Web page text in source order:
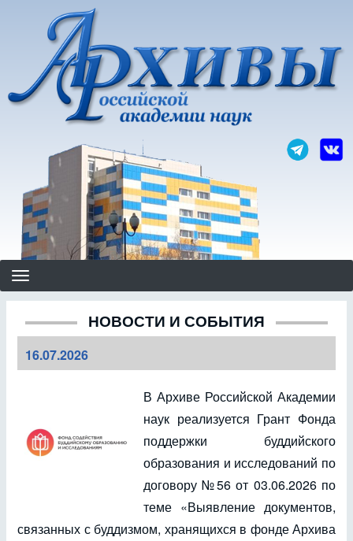
основному
содержанию
НОВОСТИ И СОБЫТИЯ
16.07.2026
В Архиве Российской Академии
наук реализуется Грант Фонда
поддержки буддийского
образования и исследований по
договору №56 от 03.06.2026 по
теме «Выявление документов,
связанных с буддизмом, хранящихся в фонде Архива